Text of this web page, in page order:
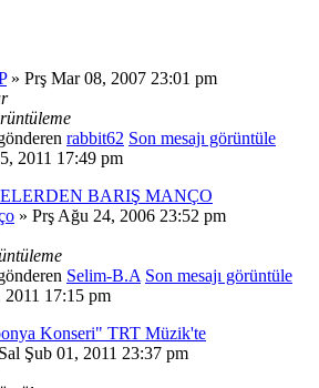
» Prş Mar 08, 2007 23:01 pm
rabbit62 Son mesajı görüntüle
2011 17:49 pm
BARIŞ MANÇO
» Prş Ağu 24, 2006 23:52 pm
Selim-B.A Son mesajı görüntüle
2011 17:15 pm
Konseri" TRT Müzik'te
Şub 01, 2011 23:37 pm